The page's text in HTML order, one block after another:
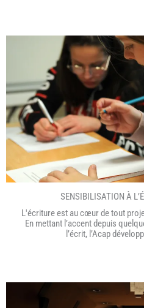
SENSIBILISATION À
L'écriture est au cœur de tout
En mettant l’accent depuis
l’écrit, l’Acap